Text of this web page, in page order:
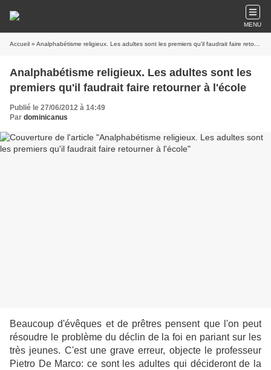
MENU
Accueil » Analphabétisme religieux. Les adultes sont les premiers qu'il faudrait faire retourner à l'école
Analphabétisme religieux. Les adultes sont les
premiers qu'il faudrait faire retourner à l'école
Publié le 27/06/2012 à 14:49
Par dominicanus
Beaucoup d'évêques et de prêtres pensent que l'on peut
résoudre le problème du déclin de la foi en pariant sur les
très jeunes. C'est une grave erreur, objecte le professeur
Pietro De Marco: ce sont les adultes qui décideront de la